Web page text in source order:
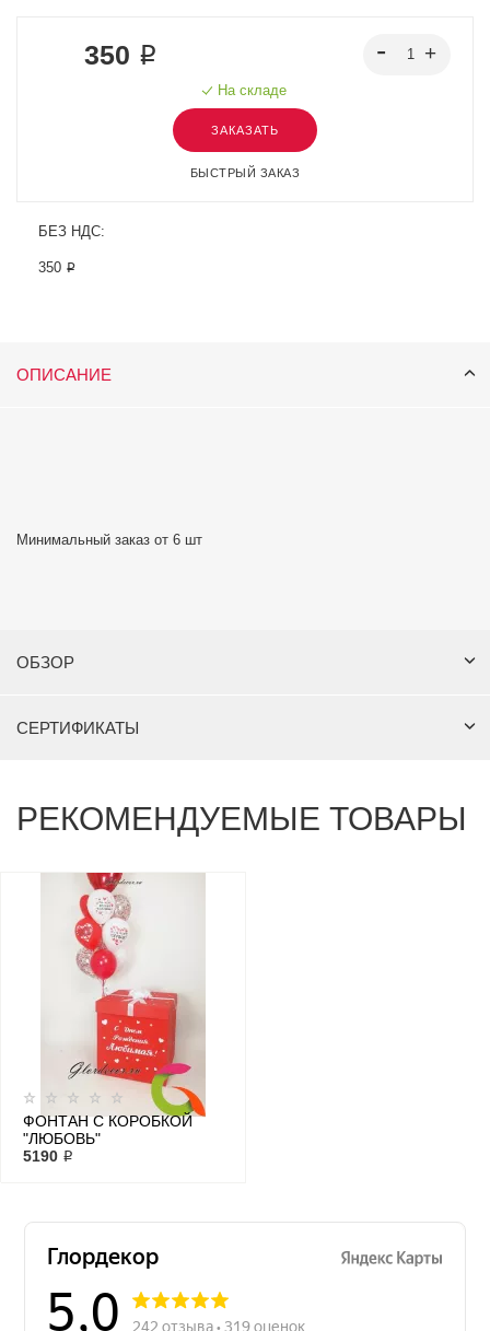
350 ₽
На складе
ЗАКАЗАТЬ
БЫСТРЫЙ ЗАКАЗ
БЕЗ НДС:
350 ₽
ОПИСАНИЕ
Минимальный заказ от 6 шт
ОБЗОР
СЕРТИФИКАТЫ
РЕКОМЕНДУЕМЫЕ ТОВАРЫ
ФОНТАН С КОРОБКОЙ
"ЛЮБОВЬ"
5190 ₽